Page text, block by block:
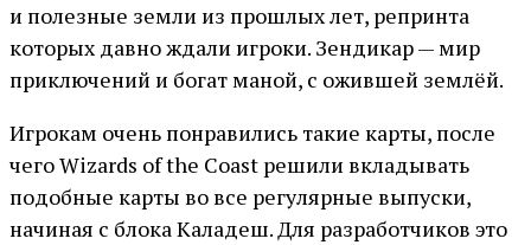
и полезные земли из прошлых лет, репринта
которых давно ждали игроки. Зендикар — мир
приключений и богат маной, с ожившей землёй.
Игрокам очень понравились такие карты, после
чего Wizards of the Coast решили вкладывать
подобные карты во все регулярные выпуски,
начиная с блока Каладеш. Для разработчиков это